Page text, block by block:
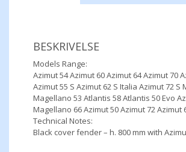
BESKRIVELSE
Models Range:
Azimut 54 Azimut 60 Azimut 64 Azimut 70
Azimut 55 S Azimut 62 S Italia Azimut 72 S
Magellano 53 Atlantis 58 Atlantis 50 Evo
Magellano 66 Azimut 50 Azimut 72 Azimut
Technical Notes:
Black cover fender – h. 800 mm with